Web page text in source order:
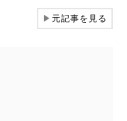
▶元記事を見る